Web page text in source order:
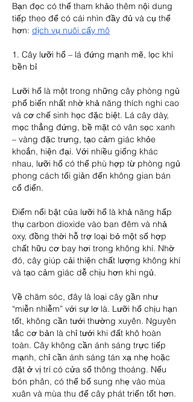
Bạn đọc có thể tham khảo thêm nội dung
tiếp theo để có cái nhìn đầy đủ và cụ thể
hơn: dịch vụ nuôi cấy mô
1. Cây lưỡi hổ – lá đứng mạnh mẽ, lọc khí
bền bỉ
Lưỡi hổ là một trong những cây phòng ngủ
phổ biến nhất nhờ khả năng thích nghi cao
và cơ chế sinh học đặc biệt. Lá cây dày,
mọc thẳng đứng, bề mặt có vân sọc xanh
– vàng đặc trưng, tạo cảm giác khỏe
khoắn, hiện đại. Với nhiều giống khác
nhau, lưỡi hổ có thể phù hợp từ phòng ngủ
phong cách tối giản đến không gian bán
cổ điển.
Điểm nổi bật của lưỡi hổ là khả năng hấp
thụ carbon dioxide vào ban đêm và nhả
oxy, đồng thời hỗ trợ loại bỏ một số hợp
chất hữu cơ bay hơi trong không khí. Nhờ
đó, cây giúp cải thiện chất lượng không khí
và tạo cảm giác dễ chịu hơn khi ngủ.
Về chăm sóc, đây là loại cây gần như
“miễn nhiễm” với sự lơ là. Lưỡi hổ chịu hạn
tốt, không cần tưới thường xuyên. Nguyên
tắc cơ bản là chỉ tưới khi đất khô hoàn
toàn. Cây không cần ánh sáng trực tiếp
mạnh, chỉ cần ánh sáng tán xạ nhẹ hoặc
đặt ở vị trí có cửa sổ thông thoáng. Nếu
bón phân, có thể bổ sung nhẹ vào mùa
xuân và mùa thu để cây phát triển tốt hơn.